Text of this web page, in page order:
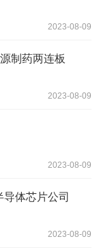
2023-08-09
制药两连板
2023-08-09
2023-08-09
体芯片公司
2023-08-09